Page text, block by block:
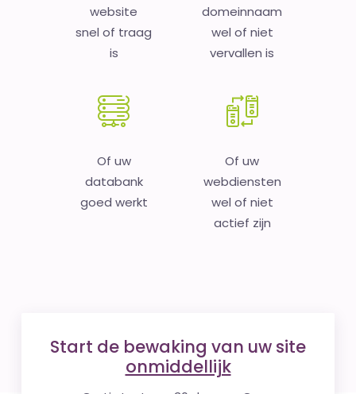
website
snel of traag
is
domeinnaam
wel of niet
vervallen is
Of uw
databank
goed werkt
Of uw
webdiensten
wel of niet
actief zijn
Start de bewaking van uw site
onmiddellijk